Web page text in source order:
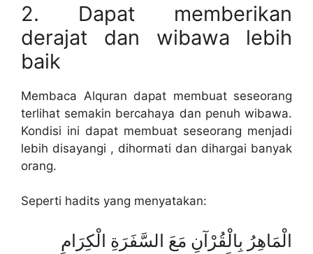
2. Dapat memberikan
derajat dan wibawa lebih
baik
Membaca Alquran dapat membuat seseorang
terlihat semakin bercahaya dan penuh wibawa.
Kondisi ini dapat membuat seseorang menjadi
lebih disayangi , dihormati dan dihargai banyak
orang.
Seperti hadits yang menyatakan:
الْمَاهِرُ بِالْقُرْآنِ مَعَ السَّفَرَةِ الْكِرَامِ